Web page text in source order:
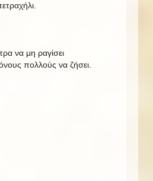
να μη ραγίσει
πολλούς να ζήσει.